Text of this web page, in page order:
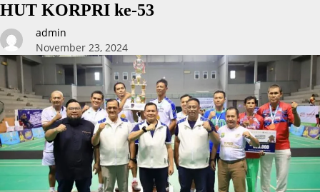
HUT KORPRI ke-53
admin
November 23, 2024